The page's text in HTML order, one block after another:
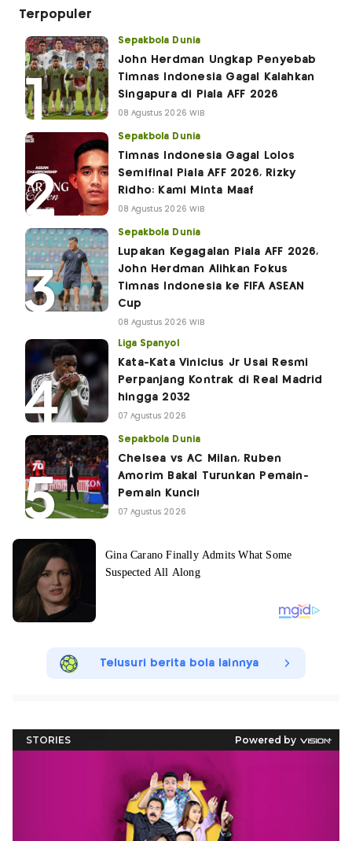
Terpopuler
Sepakbola Dunia
John Herdman Ungkap Penyebab
Timnas Indonesia Gagal Kalahkan
Singapura di Piala AFF 2026
08 Agustus 2026 WIB
Sepakbola Dunia
Timnas Indonesia Gagal Lolos
Semifinal Piala AFF 2026, Rizky
Ridho: Kami Minta Maaf
08 Agustus 2026 WIB
Sepakbola Dunia
Lupakan Kegagalan Piala AFF 2026,
John Herdman Alihkan Fokus
Timnas Indonesia ke FIFA ASEAN
Cup
08 Agustus 2026 WIB
Liga Spanyol
Kata-Kata Vinicius Jr Usai Resmi
Perpanjang Kontrak di Real Madrid
hingga 2032
07 Agustus 2026
Sepakbola Dunia
Chelsea vs AC Milan, Ruben
Amorim Bakal Turunkan Pemain-
Pemain Kunci!
07 Agustus 2026
Telusuri berita bola lainnya